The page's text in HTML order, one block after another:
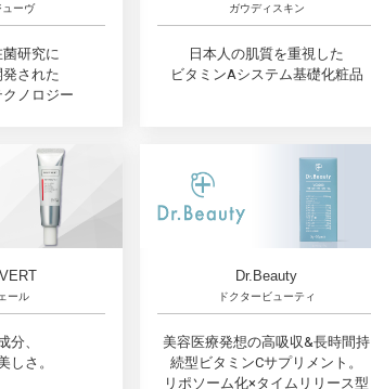
ューヴ
研究に
された
ノロジー
ガウディスキン
日本人の肌質を重視した
ビタミンAシステム基礎化粧品
ール
分、
しさ。
Dr.Beauty
ドクタービューティ
美容医療発想の高吸収&長時間持
続型ビタミンCサプリメント。
リポソーム化×タイムリリース型